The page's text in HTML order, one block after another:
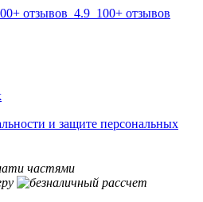
отзывов 4.9 100+ отзывов
и защите персональных